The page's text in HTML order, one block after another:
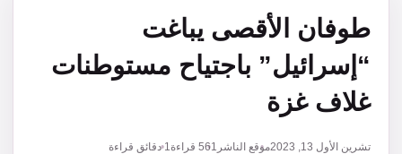
طوفان الأقصى يباغت
“إسرائيل” باجتياح مستوطنات
غلاف غزة
تشرين الأول 13, 2023 موقع الناشر 561 قراءة1 دقائق قراءة